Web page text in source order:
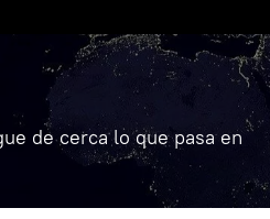
de cerca lo que pasa en